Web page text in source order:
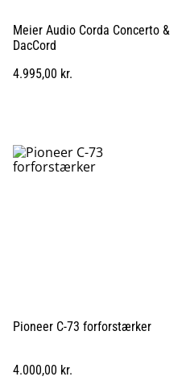
Meier Audio Corda Concerto &
DacCord
4.995,00 kr.
Pioneer C-73 forforstærker
4.000,00 kr.